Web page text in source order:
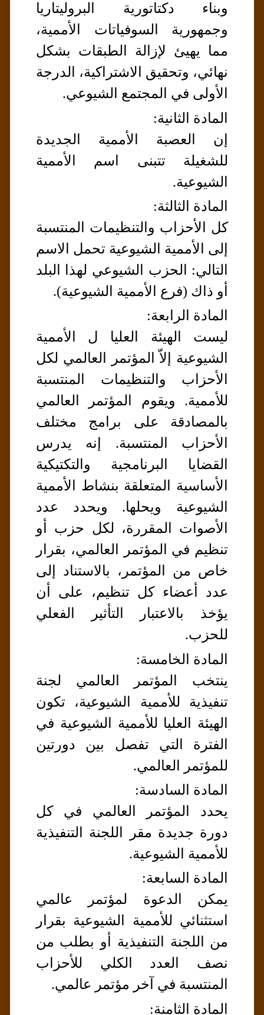
وبناء دكتاتورية البروليتاريا
وجمهورية السوفياتات الأممية،
مما يهيئ لإزالة الطبقات بشكل
نهائي، وتحقيق الاشتراكية، الدرجة
الأولى في المجتمع الشيوعي.
المادة الثانية:
إن العصبة الأممية الجديدة
للشغيلة تتبنى اسم الأممية
الشيوعية.
المادة الثالثة:
كل الأحزاب والتنظيمات المنتسبة
إلى الأممية الشيوعية تحمل الاسم
التالي: الحزب الشيوعي لهذا البلد
أو ذاك (فرع الأممية الشيوعية).
المادة الرابعة:
ليست الهيئة العليا ل الأممية
الشيوعية إلاّ المؤتمر العالمي لكل
الأحزاب والتنظيمات المنتسبة
للأممية. ويقوم المؤتمر العالمي
بالمصادقة على برامج مختلف
الأحزاب المنتسبة. إنه يدرس
القضايا البرنامجية والتكتيكية
الأساسية المتعلقة بنشاط الأممية
الشيوعية ويحلها. ويحدد عدد
الأصوات المقررة، لكل حزب أو
تنظيم في المؤتمر العالمي، بقرار
خاص من المؤتمر، بالاستناد إلى
عدد أعضاء كل تنظيم، على أن
يؤخذ بالاعتبار التأثير الفعلي
للحزب.
المادة الخامسة:
ينتخب المؤتمر العالمي لجنة
تنفيذية للأممية الشيوعية، تكون
الهيئة العليا للأممية الشيوعية في
الفترة التي تفصل بين دورتين
للمؤتمر العالمي.
المادة السادسة:
يحدد المؤتمر العالمي في كل
دورة جديدة مقر اللجنة التنفيذية
للأممية الشيوعية.
المادة السابعة:
يمكن الدعوة لمؤتمر عالمي
استثنائي للأممية الشيوعية بقرار
من اللجنة التنفيذية أو بطلب من
نصف العدد الكلي للأحزاب
المنتسبة في آخر مؤتمر عالمي.
المادة الثامنة: